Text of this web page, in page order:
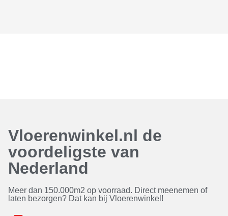
Vloerenwinkel.nl de
voordeligste van
Nederland
Meer dan 150.000m2 op voorraad. Direct meenemen of
laten bezorgen? Dat kan bij Vloerenwinkel!